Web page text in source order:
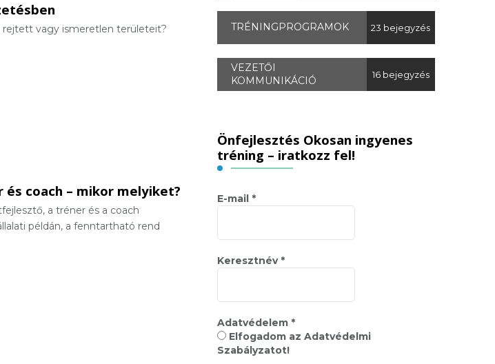
rejtett vagy ismeretlen területeit?
coach – mikor melyiket?
a tréner és a coach
példán, a fenntartható rend
TRÉNINGPROGRAMOK 23 bejegyzés
VEZETŐI
KOMMUNIKÁCIÓ
16 bejegyzés
Önfejlesztés Okosan ingyenes
tréning – iratkozz fel!
E-mail *
Keresztnév *
Adatvédelem *
Elfogadom az Adatvédelmi
Szabályzatot!